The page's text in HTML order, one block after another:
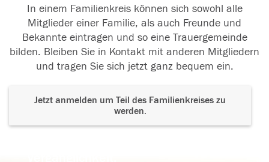
In einem Familienkreis können sich sowohl alle
Mitglieder einer Familie, als auch Freunde und
Bekannte eintragen und so eine Trauergemeinde
bilden. Bleiben Sie in Kontakt mit anderen Mitgliedern
und tragen Sie sich jetzt ganz bequem ein.
Jetzt anmelden um Teil des Familienkreises zu
werden.